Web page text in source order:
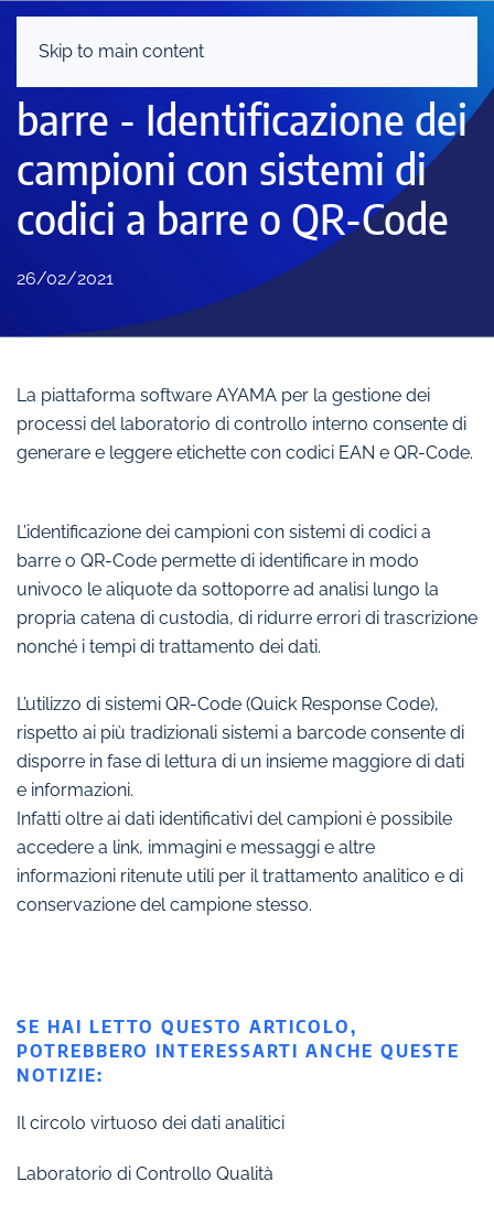
Skip to main content
L’evoluzione dei codici a
barre - Identificazione dei
campioni con sistemi di
codici a barre o QR-Code
26/02/2021
La piattaforma software AYAMA per la gestione dei
processi del laboratorio di controllo interno consente di
generare e leggere etichette con codici EAN e QR-Code.
L’identificazione dei campioni con sistemi di codici a
barre o QR-Code permette di identificare in modo
univoco le aliquote da sottoporre ad analisi lungo la
propria catena di custodia, di ridurre errori di trascrizione
nonché i tempi di trattamento dei dati.
L’utilizzo di sistemi QR-Code (Quick Response Code),
rispetto ai più tradizionali sistemi a barcode consente di
disporre in fase di lettura di un insieme maggiore di dati
e informazioni.
Infatti oltre ai dati identificativi del campioni è possibile
accedere a link, immagini e messaggi e altre
informazioni ritenute utili per il trattamento analitico e di
conservazione del campione stesso.
SE HAI LETTO QUESTO ARTICOLO,
POTREBBERO INTERESSARTI ANCHE QUESTE
NOTIZIE:
Il circolo virtuoso dei dati analitici
Laboratorio di Controllo Qualità